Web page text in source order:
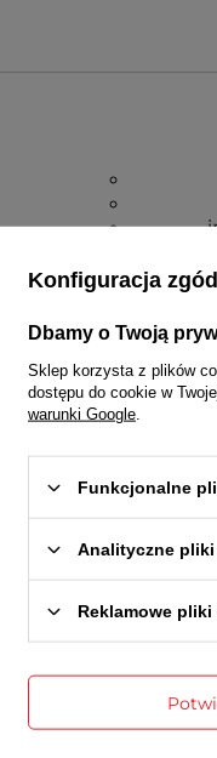
Konfiguracja zgód
Dbamy o Twoją
Sklep korzysta z plików
dostępu do cookie w
warunki Google
Funkcjonalne
Analityczne
Reklamowe